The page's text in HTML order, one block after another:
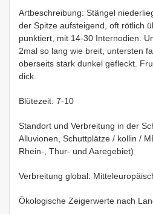
Artbeschreibung: Stängel
der Spitze aufsteigend, oft rötlich
punktiert, mit 14-30 Internodien.
2mal so lang wie breit, untersten
oberseits stark dunkel gefleckt.
dick.
Blütezeit: 7-10
Standort und Verbreitung in der
Alluvionen, Schuttplätze / kollin /
Rhein-, Thur- und Aaregebiet)
Verbreitung global:
Ökologische Zeigerwerte nach